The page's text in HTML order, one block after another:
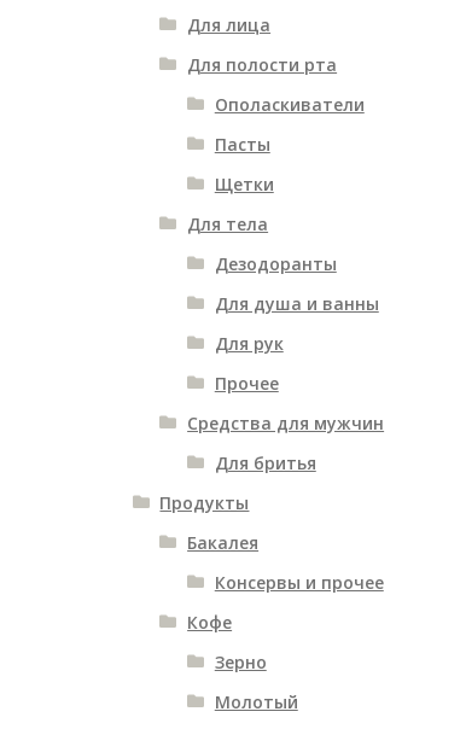
Для лица
Для полости рта
Ополаскиватели
Пасты
Щетки
Для тела
Дезодоранты
Для душа и ванны
Для рук
Прочее
Средства для мужчин
Для бритья
Продукты
Бакалея
Консервы и прочее
Кофе
Зерно
Молотый